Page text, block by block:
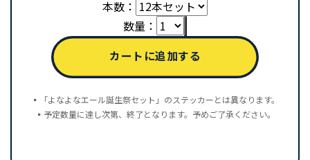
▪️「よなよなエール誕生祭セット」のステッカーとは異なります。
▪️予定数量に達し次第、終了となります。予めご了承ください。
本数：
数量：
購入特典は
カートに追加する